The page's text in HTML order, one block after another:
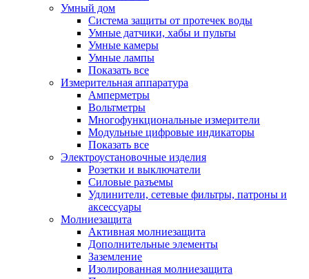
Умный дом
Система защиты от протечек воды
Умные датчики, хабы и пульты
Умные камеры
Умные лампы
Показать все
Измерительная аппаратура
Амперметры
Вольтметры
Многофункциональные измерители
Модульные цифровые индикаторы
Показать все
Электроустановочные изделия
Розетки и выключатели
Силовые разъемы
Удлинители, сетевые фильтры, патроны и
аксессуары
Молниезащита
Активная молниезащита
Дополнительные элементы
Заземление
Изолированная молниезащита